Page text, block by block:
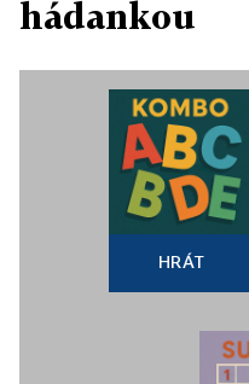
hádankou
HRÁT